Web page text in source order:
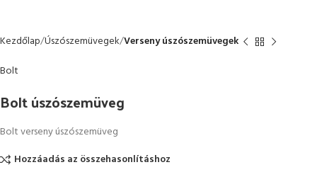
Kezdőlap Úszószemüvegek Verseny úszószemüvegek
Bolt
Bolt úszószemüveg
Bolt verseny úszószemüveg
Hozzáadás az összehasonlításhoz